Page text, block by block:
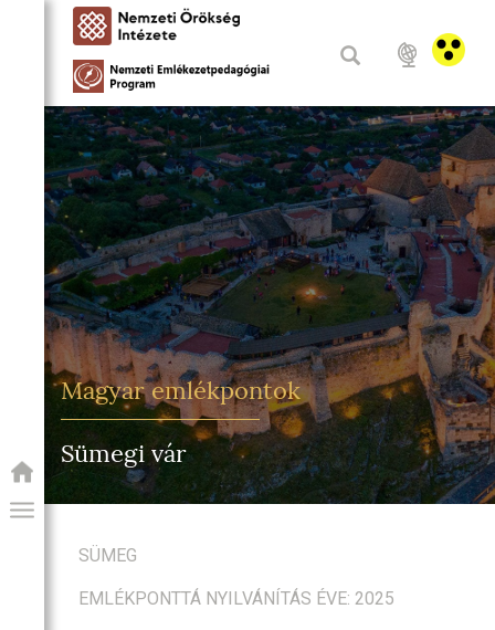
Magyar emlékpontok
Sümegi vár
SÜMEG
EMLÉKPONTTÁ NYILVÁNÍTÁS ÉVE: 2025